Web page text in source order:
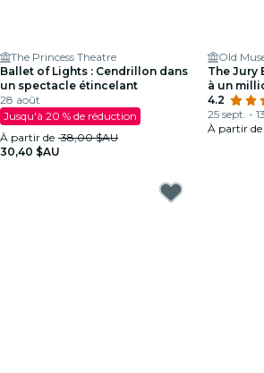
The Princess Theatre
Ballet of Lights : Cendrillon dans
un spectacle étincelant
28 août
Jusqu'à 20 % de réduction
À partir de 38,00 $AU
30,40 $AU
Old
The Jury
à un
4.2
25 sept. -
À partir de